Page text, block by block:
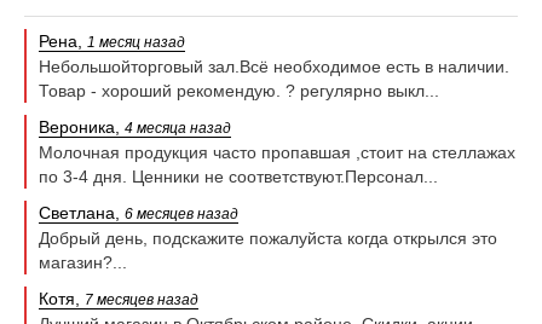
Рена, 1 месяц назад
Небольшойторговый зал.Всё необходимое есть в наличии.
Товар - хороший рекомендую. ? регулярно выкл...
Вероника, 4 месяца назад
Молочная продукция часто пропавшая ,стоит на стеллажах
по 3-4 дня. Ценники не соответствуют.Персонал...
Светлана, 6 месяцев назад
Добрый день, подскажите пожалуйста когда открылся это
магазин?...
Котя,
7 месяцев назад